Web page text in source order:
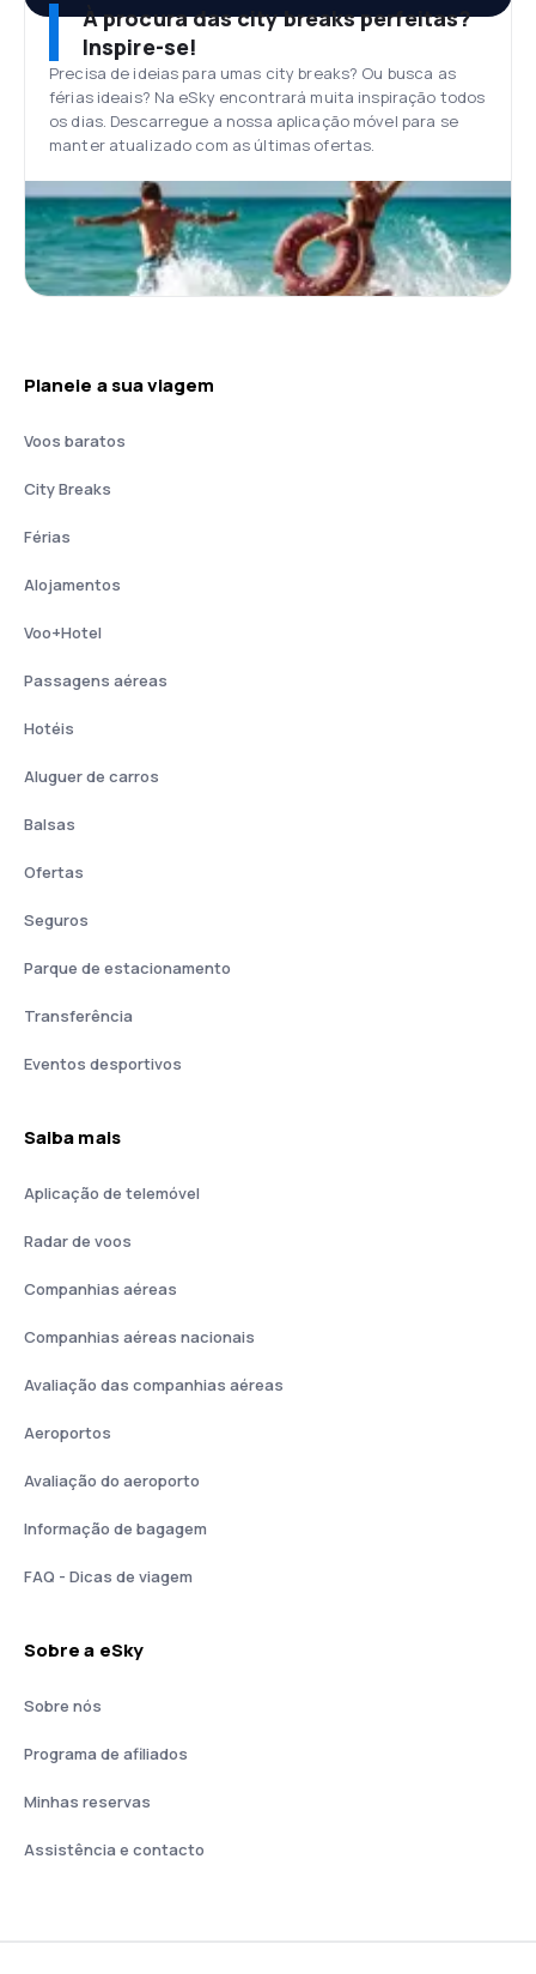
À procura das city breaks perfeitas?
Inspire-se!
Precisa de ideias para umas city breaks? Ou busca as
férias ideais? Na eSky encontrará muita inspiração todos
os dias. Descarregue a nossa aplicação móvel para se
manter atualizado com as últimas ofertas.
Planeie a sua viagem
Voos baratos
City Breaks
Férias
Alojamentos
Voo+Hotel
Passagens aéreas
Hotéis
Aluguer de carros
Balsas
Ofertas
Seguros
Parque de estacionamento
Transferência
Eventos desportivos
Saiba mais
Aplicação de telemóvel
Radar de voos
Companhias aéreas
Companhias aéreas nacionais
Avaliação das companhias aéreas
Aeroportos
Avaliação do aeroporto
Informação de bagagem
FAQ - Dicas de viagem
Sobre a eSky
Sobre nós
Programa de afiliados
Minhas reservas
Assistência e contacto